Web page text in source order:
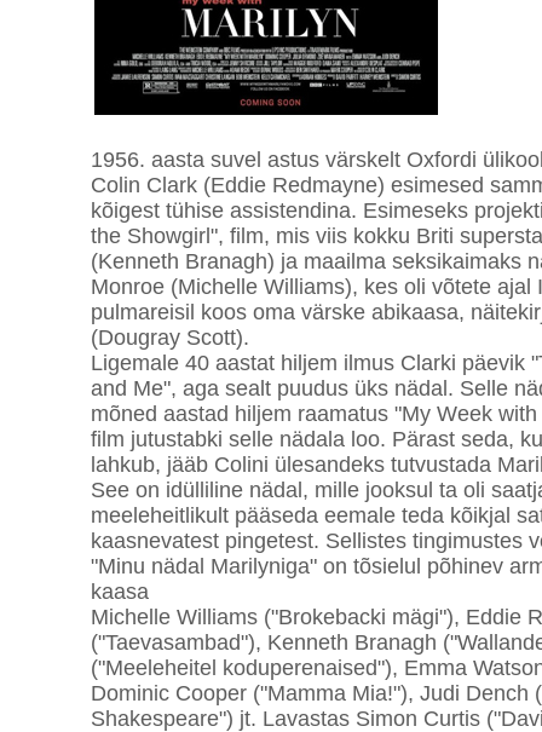
1956. aasta suvel astus värskelt Oxfordi
Colin Clark (Eddie Redmayne) esimesed
kõigest tühise assistendina. Esimeseks
the Showgirl", film, mis viis kokku Briti
(Kenneth Branagh) ja maailma seksikaimaks
Monroe (Michelle Williams), kes oli võtete ajal
pulmareisil koos oma värske abikaasa,
(Dougray Scott).
Ligemale 40 aastat hiljem ilmus Clarki päevik
and Me", aga sealt puudus üks nädal. Selle
mõned aastad hiljem raamatus "My Week
film jutustabki selle nädala loo. Pärast seda,
lahkub, jääb Colini ülesandeks tutvustada
See on idülliline nädal, mille jooksul ta oli
meeleheitlikult pääseda eemale teda kõikjal
kaasnevatest pingetest. Sellistes tingimustes
"Minu nädal Marilyniga" on tõsielul põhinev
kaasa
Michelle Williams ("Brokebacki mägi"), Eddie
("Taevasambad"), Kenneth Branagh
("Meeleheitel koduperenaised"), Emma
Dominic Cooper ("Mamma Mia!"), Judi Dench
Shakespeare") jt. Lavastas Simon Curtis